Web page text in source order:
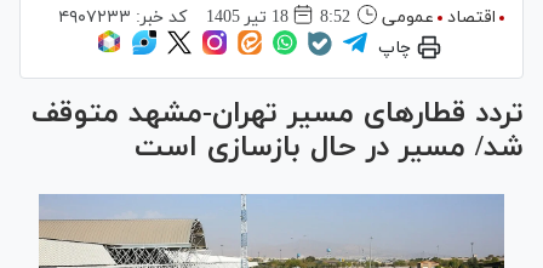
اقتصاد عمومی 8:52 18 تير 1405 کد خبر: ۴۹۰۷۲۳۳
چاپ
تردد قطار‌های مسیر تهران-مشهد متوقف
شد/ مسیر در حال بازسازی است